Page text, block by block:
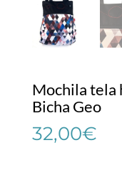
Mochila tela
Bicha Geo
32,00€